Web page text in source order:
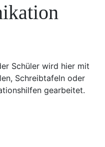
Schüler wird hier mit
Schreibtafeln oder
gearbeitet.